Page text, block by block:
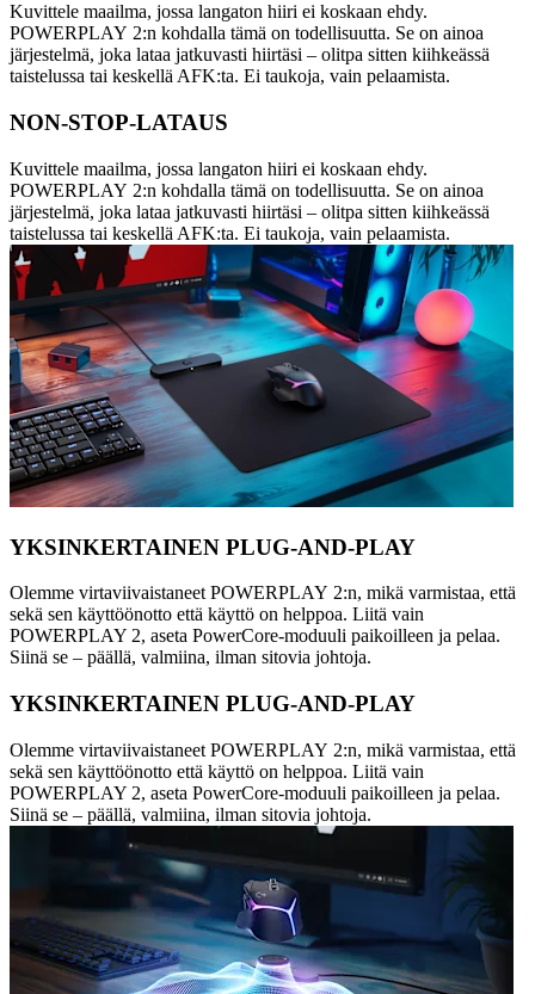
Kuvittele maailma, jossa langaton hiiri ei koskaan ehdy.
POWERPLAY 2:n kohdalla tämä on todellisuutta. Se on ainoa
järjestelmä, joka lataa jatkuvasti hiirtäsi – olitpa sitten kiihkeässä
taistelussa tai keskellä AFK:ta. Ei taukoja, vain pelaamista.
NON-STOP-LATAUS
Kuvittele maailma, jossa langaton hiiri ei koskaan ehdy.
POWERPLAY 2:n kohdalla tämä on todellisuutta. Se on ainoa
järjestelmä, joka lataa jatkuvasti hiirtäsi – olitpa sitten kiihkeässä
taistelussa tai keskellä AFK:ta. Ei taukoja, vain pelaamista.
YKSINKERTAINEN PLUG-AND-PLAY
Olemme virtaviivaistaneet POWERPLAY 2:n, mikä varmistaa, että
sekä sen käyttöönotto että käyttö on helppoa. Liitä vain
POWERPLAY 2, aseta PowerCore-moduuli paikoilleen ja pelaa.
Siinä se – päällä, valmiina, ilman sitovia johtoja.
YKSINKERTAINEN PLUG-AND-PLAY
Olemme virtaviivaistaneet POWERPLAY 2:n, mikä varmistaa, että
sekä sen käyttöönotto että käyttö on helppoa. Liitä vain
POWERPLAY 2, aseta PowerCore-moduuli paikoilleen ja pelaa.
Siinä se – päällä, valmiina, ilman sitovia johtoja.